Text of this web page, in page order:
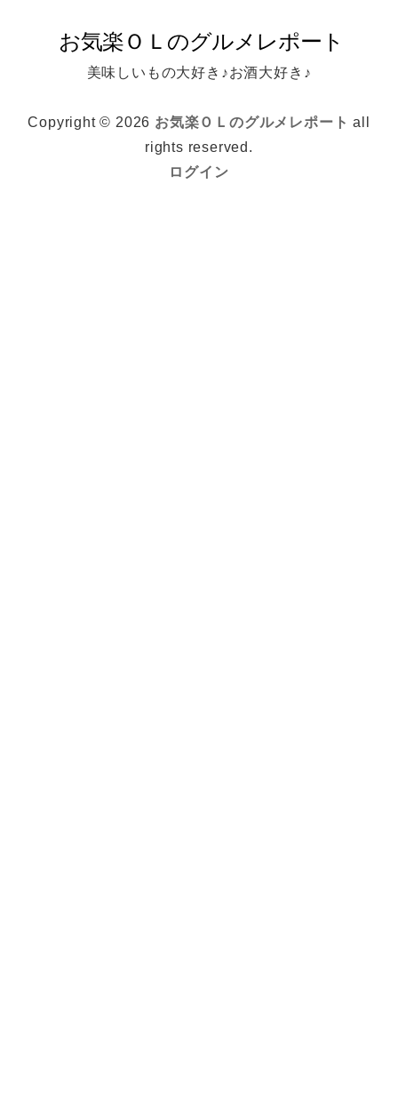
美味しいもの大好き♪お酒大好き♪
Copyright © 2026 お気楽ＯＬのグルメレポート all
rights reserved.
ログイン